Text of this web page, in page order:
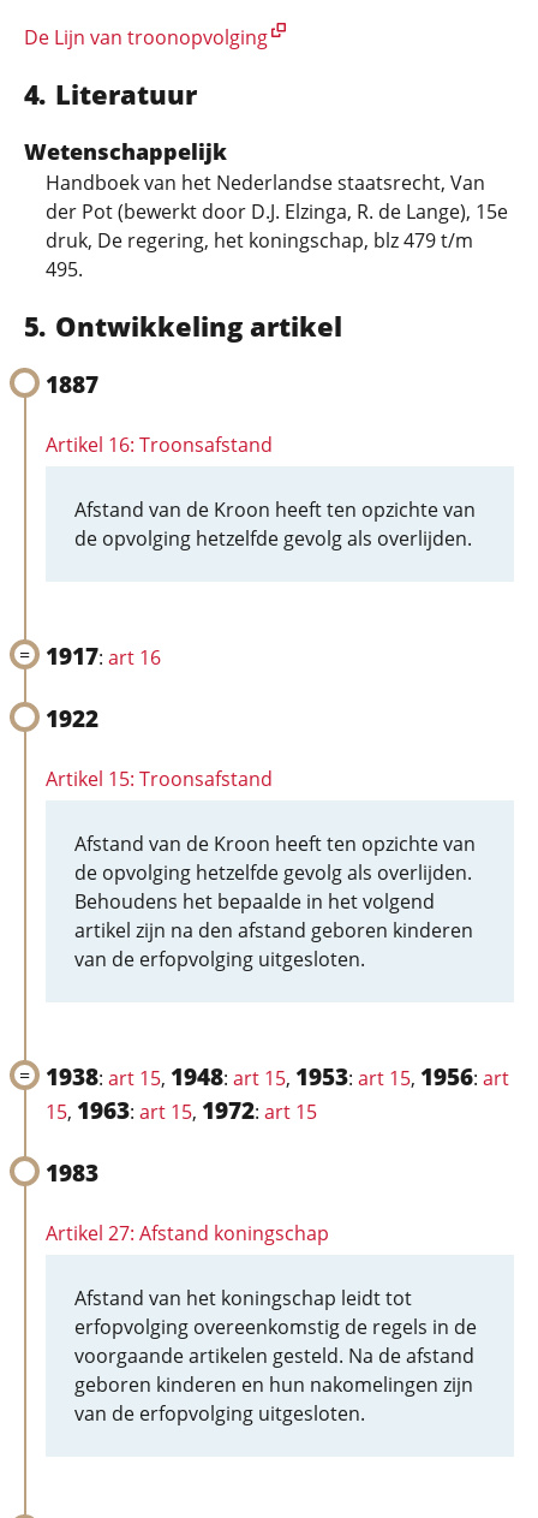
De Lijn van troonopvolging
Literatuur
Wetenschappelijk
Handboek van het Nederlandse staatsrecht, Van
der Pot (bewerkt door D.J. Elzinga, R. de Lange), 15e
druk, De regering, het koningschap, blz 479 t/m
495.
Ontwikkeling artikel
1887
Artikel 16: Troonsafstand
Afstand van de Kroon heeft ten opzichte van
de opvolging hetzelfde gevolg als overlijden.
1917: art 16
1922
Artikel 15: Troonsafstand
Afstand van de Kroon heeft ten opzichte van
de opvolging hetzelfde gevolg als overlijden.
Behoudens het bepaalde in het volgend
artikel zijn na den afstand geboren kinderen
van de erfopvolging uitgesloten.
1938: art 15, 1948: art 15, 1953: art 15, 1956: art
15, 1963: art 15, 1972: art 15
1983
Artikel 27: Afstand koningschap
Afstand van het koningschap leidt tot
erfopvolging overeenkomstig de regels in de
voorgaande artikelen gesteld. Na de afstand
geboren kinderen en hun nakomelingen zijn
van de erfopvolging uitgesloten.